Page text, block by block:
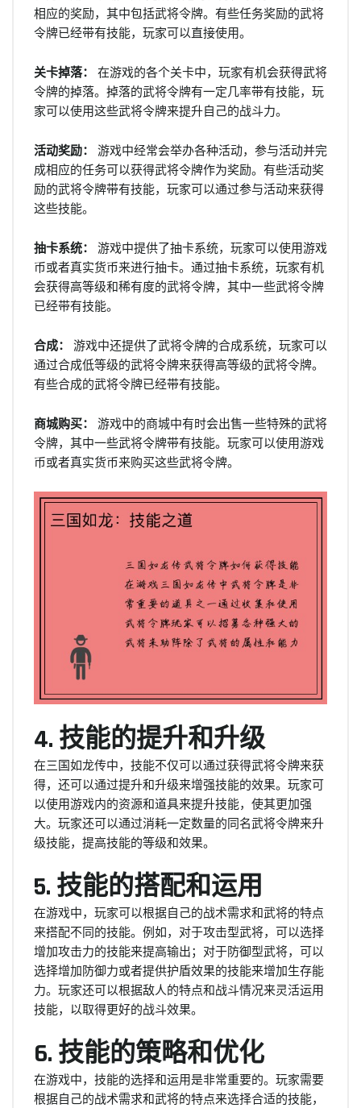
相应的奖励，其中包括武将令牌。有些任务奖励的武将
令牌已经带有技能，玩家可以直接使用。
关卡掉落：
在游戏的各个关卡中，玩家有机会获得武将
令牌的掉落。掉落的武将令牌有一定几率带有技能，玩
家可以使用这些武将令牌来提升自己的战斗力。
活动奖励：
游戏中经常会举办各种活动，参与活动并完
成相应的任务可以获得武将令牌作为奖励。有些活动奖
励的武将令牌带有技能，玩家可以通过参与活动来获得
这些技能。
抽卡系统：
游戏中提供了抽卡系统，玩家可以使用游戏
币或者真实货币来进行抽卡。通过抽卡系统，玩家有机
会获得高等级和稀有度的武将令牌，其中一些武将令牌
已经带有技能。
合成：
游戏中还提供了武将令牌的合成系统，玩家可以
通过合成低等级的武将令牌来获得高等级的武将令牌。
有些合成的武将令牌已经带有技能。
商城购买：
游戏中的商城中有时会出售一些特殊的武将
令牌，其中一些武将令牌带有技能。玩家可以使用游戏
币或者真实货币来购买这些武将令牌。
4. 技能的提升和升级
在三国如龙传中，技能不仅可以通过获得武将令牌来获
得，还可以通过提升和升级来增强技能的效果。玩家可
以使用游戏内的资源和道具来提升技能，使其更加强
大。玩家还可以通过消耗一定数量的同名武将令牌来升
级技能，提高技能的等级和效果。
5. 技能的搭配和运用
在游戏中，玩家可以根据自己的战术需求和武将的特点
来搭配不同的技能。例如，对于攻击型武将，可以选择
增加攻击力的技能来提高输出；对于防御型武将，可以
选择增加防御力或者提供护盾效果的技能来增加生存能
力。玩家还可以根据敌人的特点和战斗情况来灵活运用
技能，以取得更好的战斗效果。
6. 技能的策略和优化
在游戏中，技能的选择和运用是非常重要的。玩家需要
根据自己的战术需求和武将的特点来选择合适的技能，